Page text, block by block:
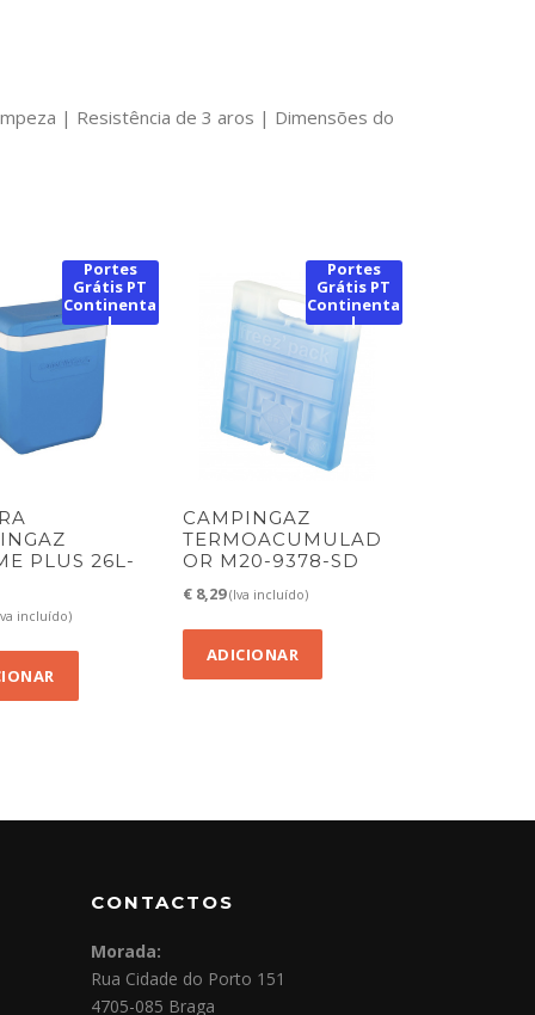
| Resistência de 3 aros | Dimensões do
Portes
Grátis PT
Continenta
l
PLUS 26L-
incluído)
Portes
Grátis PT
Continenta
l
CAMPINGAZ
TERMOACUMULAD
OR M20-9378-SD
€8,29 (Iva incluído)
ADICIONAR
CONTACTOS
Morada:
Rua Cidade do Porto 151
4705-085 Braga